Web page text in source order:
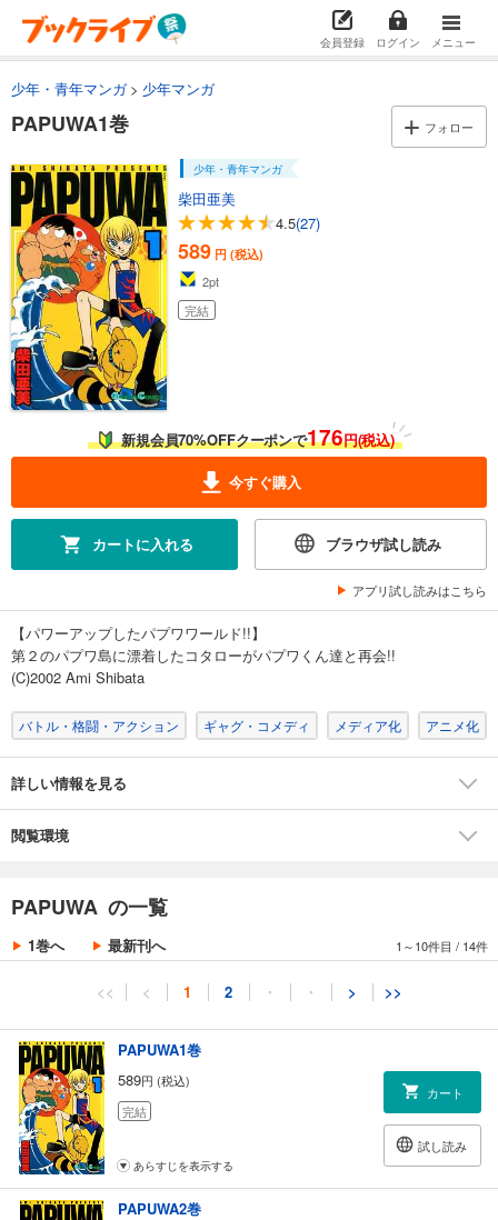
会員登録 ログイン メニュー
少年・青年マンガ 少年マンガ
PAPUWA1巻 フォロー
少年・青年マンガ
柴田亜美
4.5(27)
589 円 (税込)
2pt
完結
新規会員70%OFFクーポンで176円(税込)
今すぐ購入
カートに入れる ブラウザ試し読み
アプリ試し読みはこちら
【パワーアップしたパプワワールド!!】
第２のパプワ島に漂着したコタローがパプワくん達と再会!!
(C)2002 Ami Shibata
バトル・格闘・アクション ギャグ・コメディ メディア化 アニメ化
詳しい情報を見る
閲覧環境
PAPUWA の一覧
1巻へ 最新刊へ 1～10件目 / 14件
<< < 1 2 ・ ・ > >>
PAPUWA1巻
589円 (税込)
完結
カート
試し読み
あらすじを表示する
PAPUWA2巻